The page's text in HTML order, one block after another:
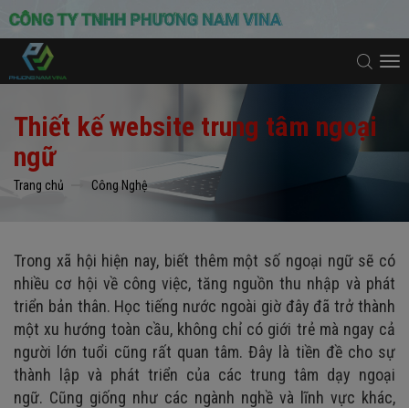
Thiết kế website trung tâm ngoại
ngữ
Trang chủ Công Nghệ
Trong xã hội hiện nay, biết thêm một số ngoại ngữ sẽ có
nhiều cơ hội về công việc, tăng nguồn thu nhập và phát
triển bản thân. Học tiếng nước ngoài giờ đây đã trở thành
một xu hướng toàn cầu, không chỉ có giới trẻ mà ngay cả
người lớn tuổi cũng rất quan tâm. Đây là tiền đề cho sự
thành lập và phát triển của các trung tâm dạy ngoại
ngữ. Cũng giống như các ngành nghề và lĩnh vực khác,